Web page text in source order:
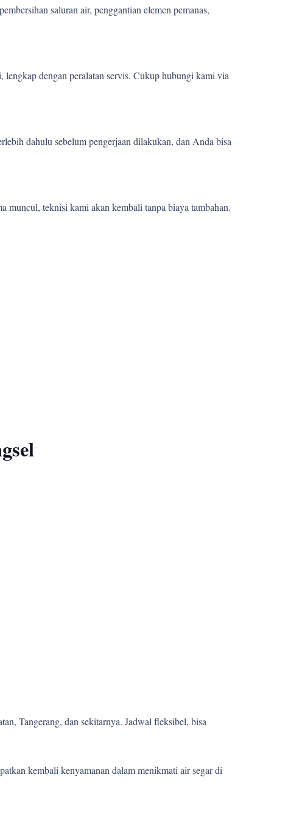
saluran air, penggantian elemen pemanas,
dengan peralatan servis. Cukup hubungi kami via
dahulu sebelum pengerjaan dilakukan, dan Anda bisa
muncul, teknisi kami akan kembali tanpa biaya tambahan.
Tangerang, dan sekitarnya. Jadwal fleksibel, bisa
kembali kenyamanan dalam menikmati air segar di